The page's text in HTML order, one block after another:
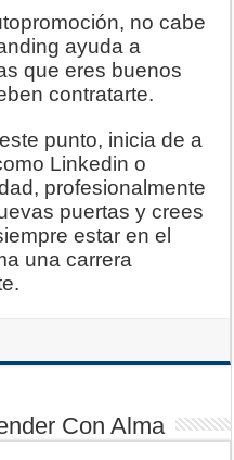
no cabe
ayuda a
que eres buenos
contratarte.
punto, inicia de a
Linkedin o
profesionalmente
puertas y crees
estar en el
una carrera
Con Alma